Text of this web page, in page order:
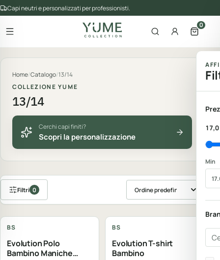
Capi neutri e personalizzati per professionisti.
Apri il menu
del catalogo
Apri la ricerca
AccountApri il
0
Home/Catalogo/13/14
COLLEZIONE YUME
13/14
Cerchi capi finiti?
Scopri la personalizzazione
Min
Filtri 0 Ordina prodotti
Personalizzabile
BS
Evolution Polo
Bambino Maniche
Personalizzabile
BS
Evolution T-shirt
Bambino